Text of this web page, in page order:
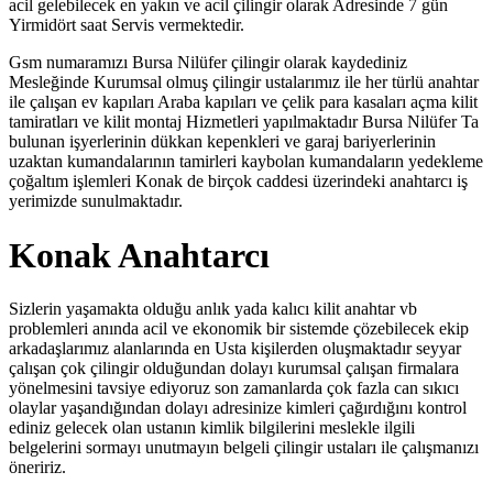
acil gelebilecek en yakın ve acil çilingir olarak Adresinde 7 gün
Yirmidört saat Servis vermektedir.
Gsm numaramızı Bursa Nilüfer çilingir olarak kaydediniz
Mesleğinde Kurumsal olmuş çilingir ustalarımız ile her türlü anahtar
ile çalışan ev kapıları Araba kapıları ve çelik para kasaları açma kilit
tamiratları ve kilit montaj Hizmetleri yapılmaktadır Bursa Nilüfer Ta
bulunan işyerlerinin dükkan kepenkleri ve garaj bariyerlerinin
uzaktan kumandalarının tamirleri kaybolan kumandaların yedekleme
çoğaltım işlemleri Konak de birçok caddesi üzerindeki anahtarcı iş
yerimizde sunulmaktadır.
Konak Anahtarcı
Sizlerin yaşamakta olduğu anlık yada kalıcı kilit anahtar vb
problemleri anında acil ve ekonomik bir sistemde çözebilecek ekip
arkadaşlarımız alanlarında en Usta kişilerden oluşmaktadır seyyar
çalışan çok çilingir olduğundan dolayı kurumsal çalışan firmalara
yönelmesini tavsiye ediyoruz son zamanlarda çok fazla can sıkıcı
olaylar yaşandığından dolayı adresinize kimleri çağırdığını kontrol
ediniz gelecek olan ustanın kimlik bilgilerini meslekle ilgili
belgelerini sormayı unutmayın belgeli çilingir ustaları ile çalışmanızı
öneririz.